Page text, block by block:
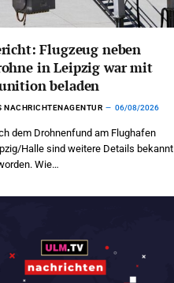
Flugzeug neben
in Leipzig war mit
beladen
NACHRICHTENAGENTUR 06/08/2026
dem Drohnenfund am Flughafen
Halle sind weitere Details bekannt
Wie…